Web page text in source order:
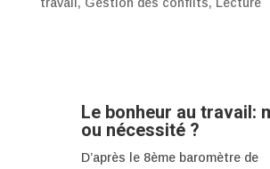
Le bonheur au travail:
ou nécessité ?
D’après le 8ème baromètre de